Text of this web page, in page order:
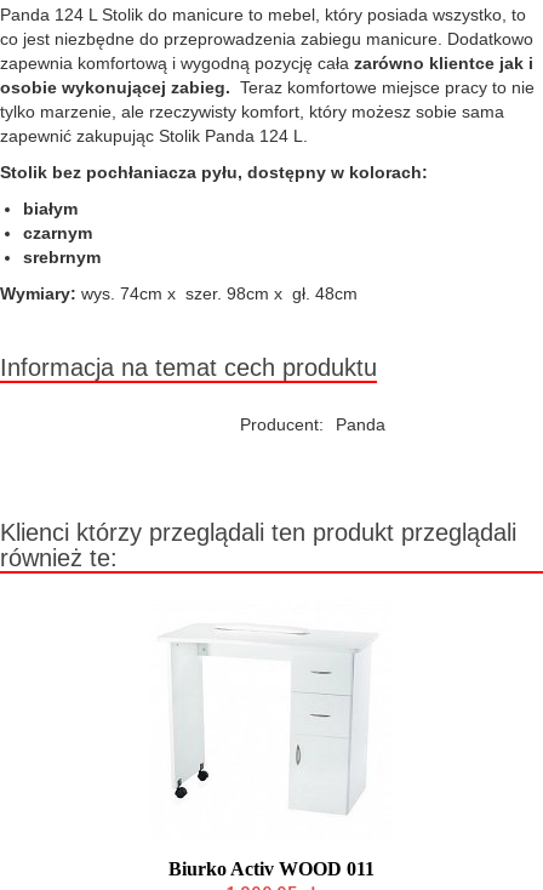
Panda 124 L Stolik do manicure to mebel, który posiada wszystko, to
co jest niezbędne do przeprowadzenia zabiegu manicure. Dodatkowo
zapewnia komfortową i wygodną pozycję cała zarówno klientce jak i
osobie wykonującej zabieg. Teraz komfortowe miejsce pracy to nie
tylko marzenie, ale rzeczywisty komfort, który możesz sobie sama
zapewnić zakupując Stolik Panda 124 L.
Stolik bez pochłaniacza pyłu, dostępny w kolorach:
białym
czarnym
srebrnym
Wymiary: wys. 74cm x szer. 98cm x gł. 48cm
Informacja na temat cech produktu
Producent: Panda
Klienci którzy przeglądali ten produkt przeglądali
również te:
Biurko Activ WOOD 011